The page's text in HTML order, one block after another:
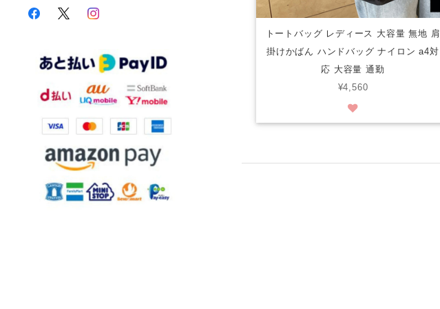
トートバッグ レディース 大容量 無地 肩
掛けかばん ハンドバッグ ナイロン a4対
応 大容量 通勤
¥4,560